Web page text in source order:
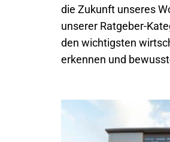
die Zukunft unseres
unserer Ratgeber-
den wichtigsten
erkennen und